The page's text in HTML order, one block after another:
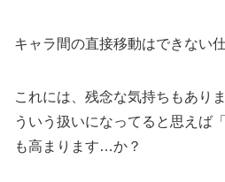
キャラ間の直接移動はできない
これには、残念な気持ちもあり
ういう扱いになってると思えば
も高まります…か？